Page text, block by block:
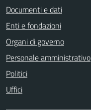
Documenti e dati
Enti e fondazioni
Organi di governo
Personale amministrativo
Politici
Uffici